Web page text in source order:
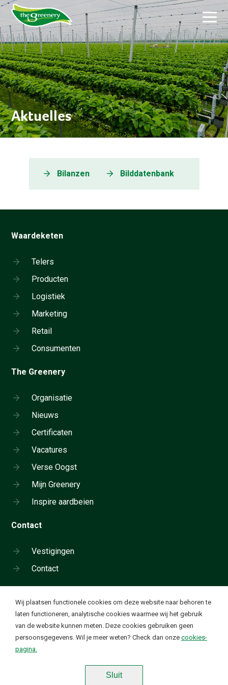
Aktuelles
Bilanzen Bilddatenbank
Waardeketen
Telers
Producten
Logistiek
Marketing
Retail
Consumenten
The Greenery
Organisatie
Nieuws
Certificaten
Vacatures
Verse Oogst
Mijn Greenery
Inspire aardbeien
Contact
Vestigingen
Contact
Neem telefonisch contact op:
+31 180 655 911
Algemene voorwaarden
Wij plaatsen functionele cookies om deze website naar behoren te
laten functioneren, analytische cookies waarmee wij het gebruik
van de website kunnen meten. Deze cookies gebruiken geen
persoonsgegevens. Wil je meer weten? Check dan onze cookies-
pagina.
Sluit
Cookie instellingen
✔
Ik wil functionele en analytische cookies. Deze cookies
worden geplaatst om onze website goed te laten
functioneren en om bezoekstatistieken te verzamelen op
basis van geanonimiseerde ip-adressen.